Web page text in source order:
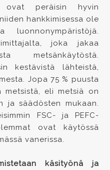
peräisin hyvin
hankkimisessa ole
luonnonympäristöjä.
joka jakaa
metsänkäytöstä.
kestävistä lähteistä,
Jopa 75 % puusta
metsistä, eli metsiä on
ja säädösten mukaan.
FSC- ja PEFC-
ovat käytössä
vanerissa.
käsityönä ja